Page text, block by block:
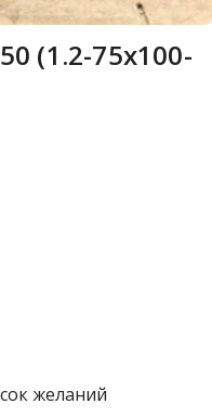
(1.2-75х100-
желаний